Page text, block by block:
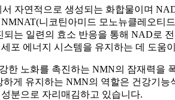
자연적으로 생성되는 화합물이며
니코틴아미드 모노뉴클레오티
되는 일련의 효소 반응을 통해 NAD로
포 에너지 시스템을 유지하는 데 도움
한 노화를 촉진하는 NMN의 잠재력을
하게 유지하는 NMN의 역할은 건강기능
분으로 자리매김하고 있습니다.